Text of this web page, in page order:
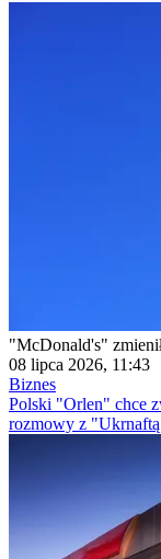
"McDonald's"
08 lipca 2026, 11:43
Biznes
Polski "Orlen" chce
rozmowy z